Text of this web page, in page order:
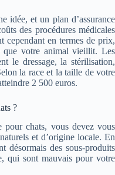
idée, et un plan d’assurance
des procédures médicales
cependant en termes de prix,
que votre animal vieillit. Les
le dressage, la stérilisation,
la race et la taille de votre
2 500 euros.
?
pour chats, vous devez vous
et d’origine locale. En
désormais des sous-produits
qui sont mauvais pour votre